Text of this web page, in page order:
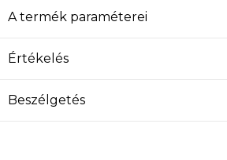
A termék paraméterei
Értékelés
Beszélgetés